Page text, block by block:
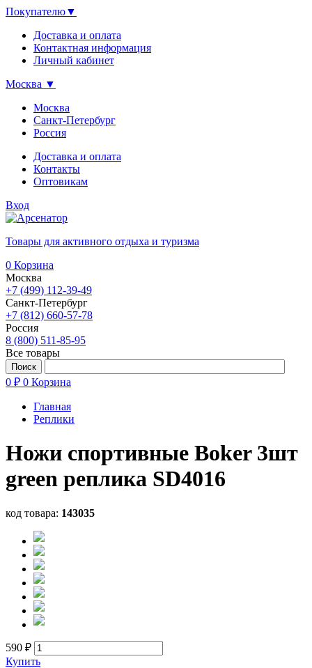
Покупателю▼
Доставка и оплата
Контактная информация
Личный кабинет
Москва ▼
Москва
Санкт-Петербург
Россия
Доставка и оплата
Контакты
Оптовикам
Вход
Товары для активного отдыха и туризма
0 Корзина
Москва
+7 (499) 112-39-49
Санкт-Петербург
+7 (812) 660-57-78
Россия
8 (800) 511-85-95
Все товары
0 ₽ 0 Корзина
Главная
Реплики
Ножи спортивные Boker 3шт
green реплика SD4016
код товара: 143035
590 ₽
Купить